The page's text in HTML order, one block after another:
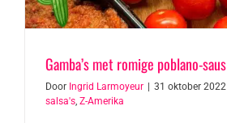
Gamba’s met romige poblano-saus
Door Ingrid Larmoyeur 31 oktober 2022
salsa's, Z-Amerika